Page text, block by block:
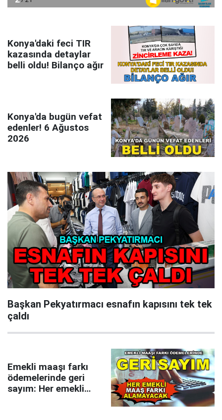
Konya'daki feci TIR
kazasında detaylar
belli oldu! Bilanço ağır
Konya'da bugün vefat
edenler! 6 Ağustos
2026
Başkan Pekyatırmacı esnafın kapısını tek tek
çaldı
Emekli maaşı farkı
ödemelerinde geri
sayım: Her emekli